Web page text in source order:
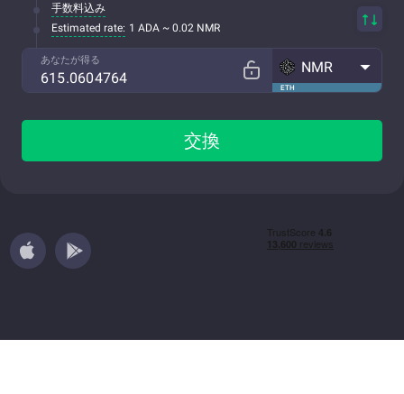
手数料込み
Estimated rate: 1 ADA ~ 0.02 NMR
あなたが得る
ETH
NMR
交換